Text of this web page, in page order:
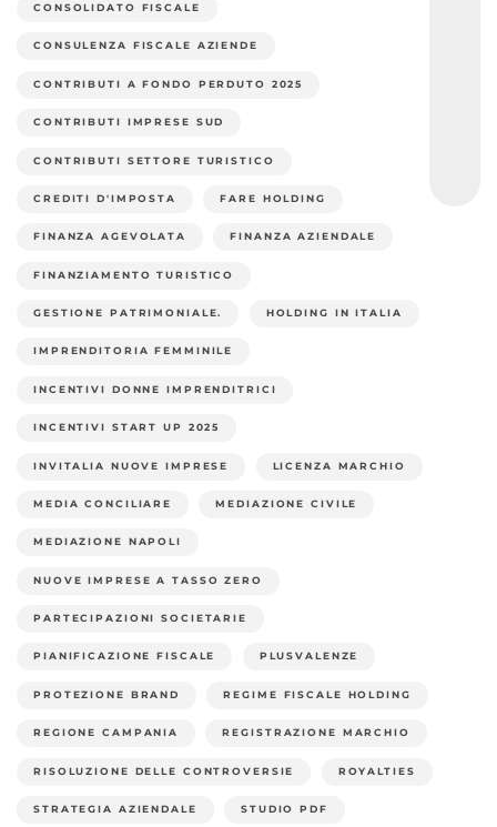
CONSOLIDATO FISCALE
CONSULENZA FISCALE AZIENDE
CONTRIBUTI A FONDO PERDUTO 2025
CONTRIBUTI IMPRESE SUD
CONTRIBUTI SETTORE TURISTICO
CREDITI D'IMPOSTA FARE HOLDING
FINANZA AGEVOLATA FINANZA AZIENDALE
FINANZIAMENTO TURISTICO
GESTIONE PATRIMONIALE. HOLDING IN ITALIA
IMPRENDITORIA FEMMINILE
INCENTIVI DONNE IMPRENDITRICI
INCENTIVI START UP 2025
INVITALIA NUOVE IMPRESE LICENZA MARCHIO
MEDIA CONCILIARE MEDIAZIONE CIVILE
MEDIAZIONE NAPOLI
NUOVE IMPRESE A TASSO ZERO
PARTECIPAZIONI SOCIETARIE
PIANIFICAZIONE FISCALE PLUSVALENZE
PROTEZIONE BRAND REGIME FISCALE HOLDING
REGIONE CAMPANIA REGISTRAZIONE MARCHIO
RISOLUZIONE DELLE CONTROVERSIE ROYALTIES
STRATEGIA AZIENDALE STUDIO PDF